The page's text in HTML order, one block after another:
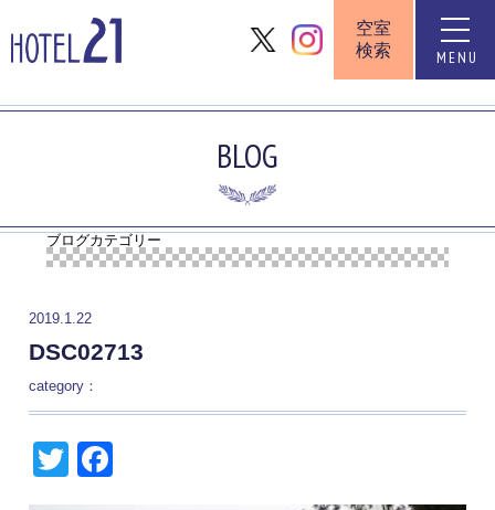
toggle
MENU
空室
検索
BLOG
ブログカテゴリー
2019.1.22
DSC02713
category：
Twitter